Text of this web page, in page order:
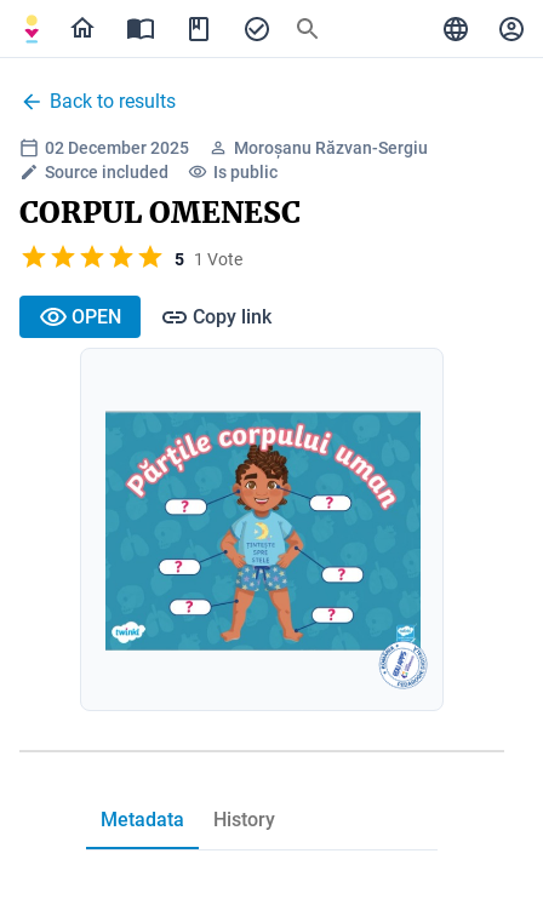
Back to results
02 December 2025
Moroșanu Răzvan-Sergiu
Source included
Is public
CORPUL OMENESC
5 1 Vote
OPEN Copy link
Metadata History